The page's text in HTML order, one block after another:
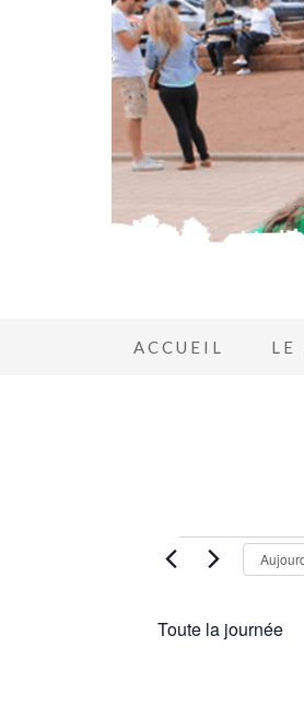
ACCUEIL LE
Toute la journée